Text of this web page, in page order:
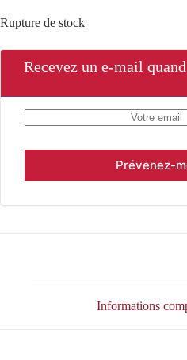
Rupture de stock
Recevez un e-mail
Informations